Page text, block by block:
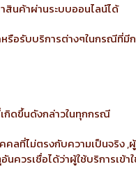
สินค้าผ่านระบบออนไลน์ได้
รือรับบริการต่างๆในกรณีที่มี
กิดขึ้นดังกล่าวในทุกกรณี
ที่ไม่ตรงกับความเป็นจริง ,ผู้
ควรเชื่อได้ว่าผู้ใช้บริการเข้า